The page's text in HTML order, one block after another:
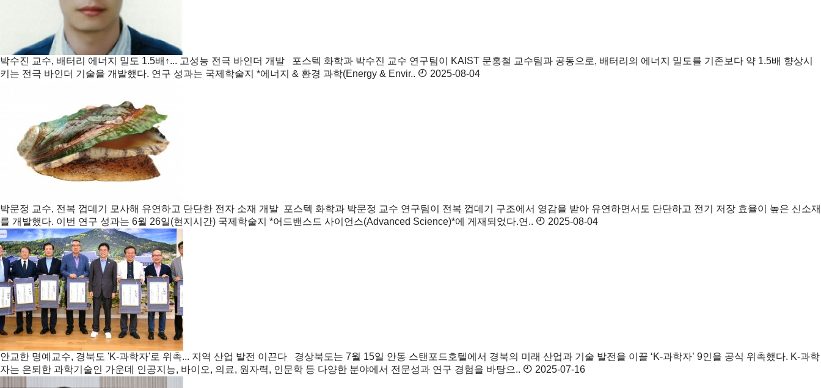
박수진 교수, 배터리 에너지 밀도 1.5배↑... 고성능 전극 바인더 개발
포스텍 화학과 박수진 교수 연구팀이 KAIST 문홍철 교수팀과 공동으로, 배터리의 에너지 밀도를 기존보다 약 1.5배 향상시
키는 전극 바인더 기술을 개발했다. 연구 성과는 국제학술지 *에너지 & 환경 과학(Energy & Envir..
2025-08-04
박문정 교수, 전복 껍데기 모사해 유연하고 단단한 전자 소재 개발 포스텍 화학과 박문정 교수 연구팀이 전복 껍데기 구조에서 영감을 받아 유연하면서도 단단하고 전기 저장 효율이 높은 신소재
를 개발했다. 이번 연구 성과는 6월 26일(현지시간) 국제학술지 *어드밴스드 사이언스(Advanced Science)*에 게재되었다.연..
2025-08-04
안교한 명예교수, 경북도 'K-과학자'로 위촉... 지역 산업 발전 이끈다
경상북도는 7월 15일 안동 스탠포드호텔에서 경북의 미래 산업과 기술 발전을 이끌 ‘K-과학자’ 9인을 공식 위촉했다. K-과학
자는 은퇴한 과학기술인 가운데 인공지능, 바이오, 의료, 원자력, 인문학 등 다양한 분야에서 전문성과 연구 경험을 바탕으..
2025-07-16